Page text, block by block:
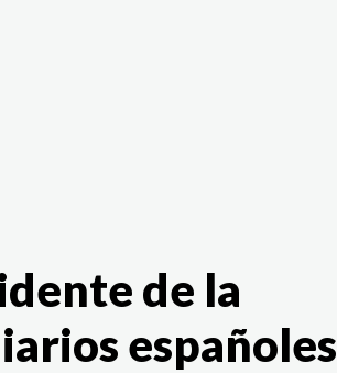
de la
españoles